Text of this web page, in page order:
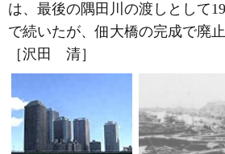
は、最後の隅田川の渡しとして
で続いたが、佃大橋の完成で廃止
［沢田 清］